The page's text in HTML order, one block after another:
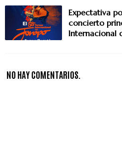
Expectativa
concierto
Internacional
NO HAY COMENTARIOS.